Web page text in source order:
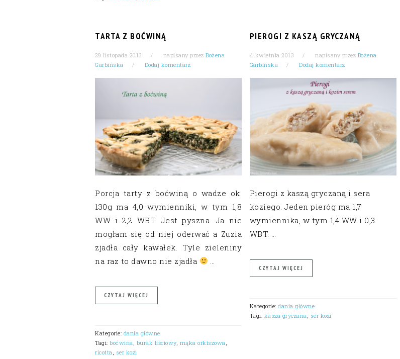
TARTA Z BOĆWINĄ
29 listopada 2013 napisany przez Bożena
Garbińska
Dodaj komentarz
Porcja tarty z boćwiną o wadze ok.
130g ma 4,0 wymienniki, w tym 1,8
WW i 2,2 WBT. Jest pyszna. Ja nie
mogłam się od niej oderwać a Zuzia
zjadła cały kawałek. Tyle zieleniny
na raz to dawno nie zjadła
CZYTAJ WIĘCEJ
Kategorie: dania główne
Tagi: boćwina burak liściowy, mąka orkiszowa
ricotta
ser kozi
PIEROGI Z KASZĄ GRYCZANĄ
4 kwietnia 2013 napisany przez Bożena
Garbińska
Dodaj komentarz
Pierogi z kaszą gryczaną i sera
koziego. Jeden pieróg ma 1,7
wymiennika, w tym 1,4 WW i 0,3
WBT. …
CZYTAJ WIĘCEJ
Kategorie:dania główne
Tagi: kasza gryczana ser kozi